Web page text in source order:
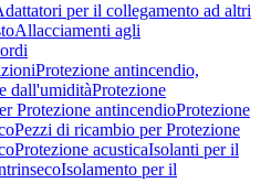
per il collegamento ad altri
Allacciamenti agli
Protezione antincendio,
dall'umiditàProtezione
Protezione antincendioProtezione
Pezzi di ricambio per Protezione
Protezione acusticaIsolanti per il
Isolamento per il